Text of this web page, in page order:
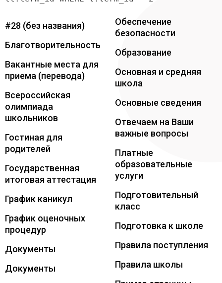
#28 (без названия)
Благотворительность
Вакантные места для
приема (перевода)
Всероссийская
олимпиада
школьников
Гостиная для
родителей
Государственная
итоговая аттестация
График каникул
График оценочных
процедур
Документы
Документы
Обеспечение
безопасности
Образование
Основная и средняя
школа
Основные сведения
Отвечаем на Ваши
важные вопросы
Платные
образовательные
услуги
Подготовительный
класс
Подготовка к школе
Правила поступления
Правила школы